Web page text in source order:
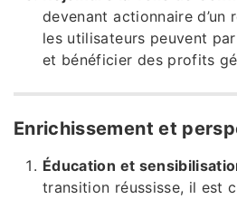
devenant actionnaire d’un
les utilisateurs peuvent
et bénéficier des profits
Enrichissement et
Éducation et
transition réussisse, il est